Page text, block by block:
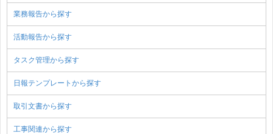
業務報告から探す
活動報告から探す
タスク管理から探す
日報テンプレートから探す
取引文書から探す
工事関連から探す